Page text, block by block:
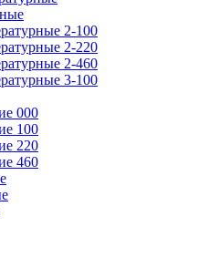
2-100
2-220
2-460
3-100
000
100
220
460